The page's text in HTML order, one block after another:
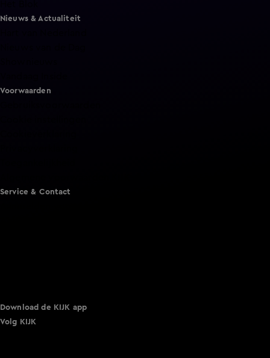
Nieuws & Actualiteit
Voorwaarden
Service & Contact
Download de KIJK app
Volg KIJK